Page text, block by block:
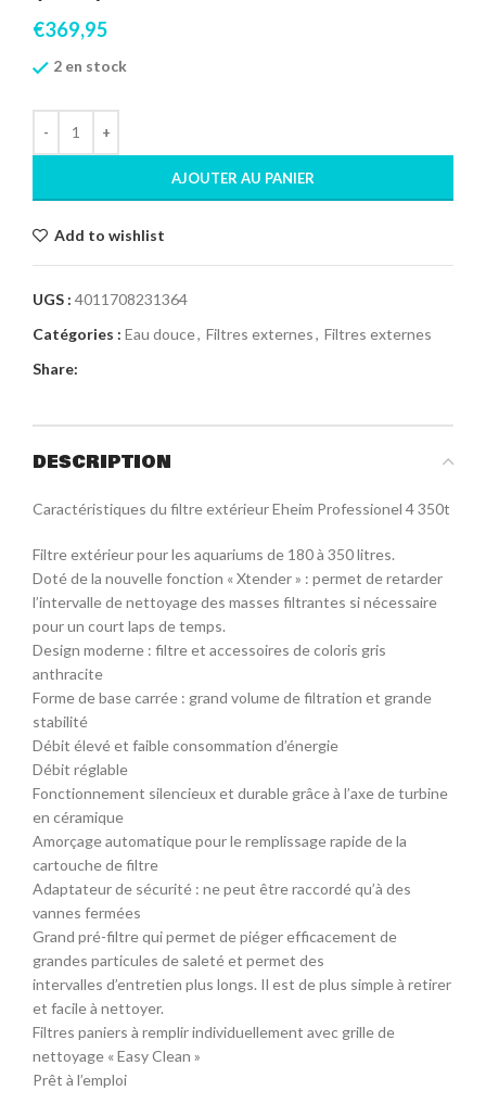
€369,95
2 en stock
AJOUTER AU PANIER
Add to wishlist
UGS : 4011708231364
Catégories : Eau douce, Filtres externes, Filtres externes
Share:
DESCRIPTION
Caractéristiques du filtre extérieur Eheim Professionel 4 350t
Filtre extérieur pour les aquariums de 180 à 350 litres.
Doté de la nouvelle fonction « Xtender » : permet de retarder
l’intervalle de nettoyage des masses filtrantes si nécessaire
pour un court laps de temps.
Design moderne : filtre et accessoires de coloris gris
anthracite
Forme de base carrée : grand volume de filtration et grande
stabilité
Débit élevé et faible consommation d’énergie
Débit réglable
Fonctionnement silencieux et durable grâce à l’axe de turbine
en céramique
Amorçage automatique pour le remplissage rapide de la
cartouche de filtre
Adaptateur de sécurité : ne peut être raccordé qu’à des
vannes fermées
Grand pré-filtre qui permet de piéger efficacement de
grandes particules de saleté et permet des
intervalles d’entretien plus longs. Il est de plus simple à retirer
et facile à nettoyer.
Filtres paniers à remplir individuellement avec grille de
nettoyage « Easy Clean »
Prêt à l’emploi